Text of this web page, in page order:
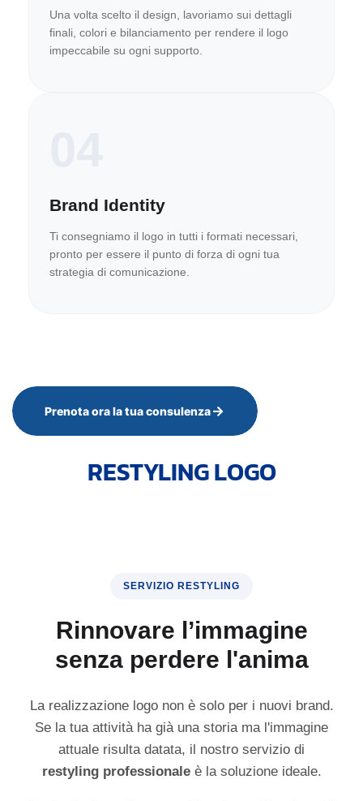
Una volta scelto il design, lavoriamo sui dettagli
finali, colori e bilanciamento per rendere il logo
impeccabile su ogni supporto.
Brand Identity
Ti consegniamo il logo in tutti i formati necessari,
pronto per essere il punto di forza di ogni tua
strategia di comunicazione.
Prenota ora la tua consulenza
RESTYLING LOGO
SERVIZIO RESTYLING
Rinnovare l’immagine
senza perdere l'anima
La realizzazione logo non è solo per i nuovi brand.
Se la tua attività ha già una storia ma l'immagine
attuale risulta datata, il nostro servizio di
restyling professionaleè la soluzione ideale.